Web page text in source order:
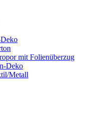
mit Folienüberzug
Deko
Metall